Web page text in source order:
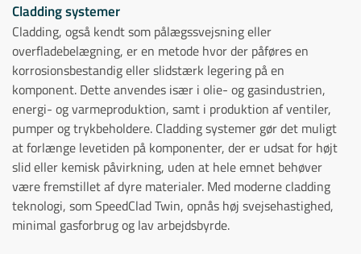
Cladding systemer
Cladding, også kendt som pålægssvejsning eller
overfladebelægning, er en metode hvor der påføres en
korrosionsbestandig eller slidstærk legering på en
komponent. Dette anvendes især i olie- og gasindustrien,
energi- og varmeproduktion, samt i produktion af ventiler,
pumper og trykbeholdere. Cladding systemer gør det muligt
at forlænge levetiden på komponenter, der er udsat for højt
slid eller kemisk påvirkning, uden at hele emnet behøver
være fremstillet af dyre materialer. Med moderne cladding
teknologi, som SpeedClad Twin, opnås høj svejsehastighed,
minimal gasforbrug og lav arbejdsbyrde.